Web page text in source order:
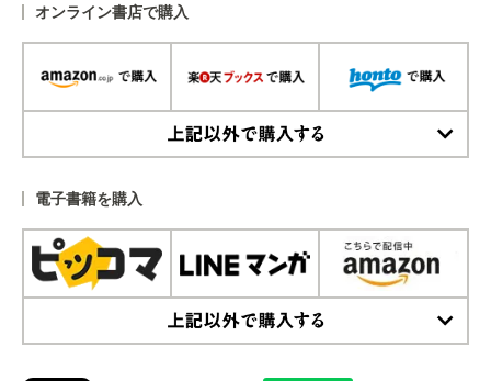
オンライン書店で購入
電子書籍を購入